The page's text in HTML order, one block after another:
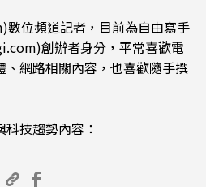
位頻道記者，目前為自由寫手
創辦者身分，平常喜歡電
網路相關內容，也喜歡隨手撰
技趨勢內容：